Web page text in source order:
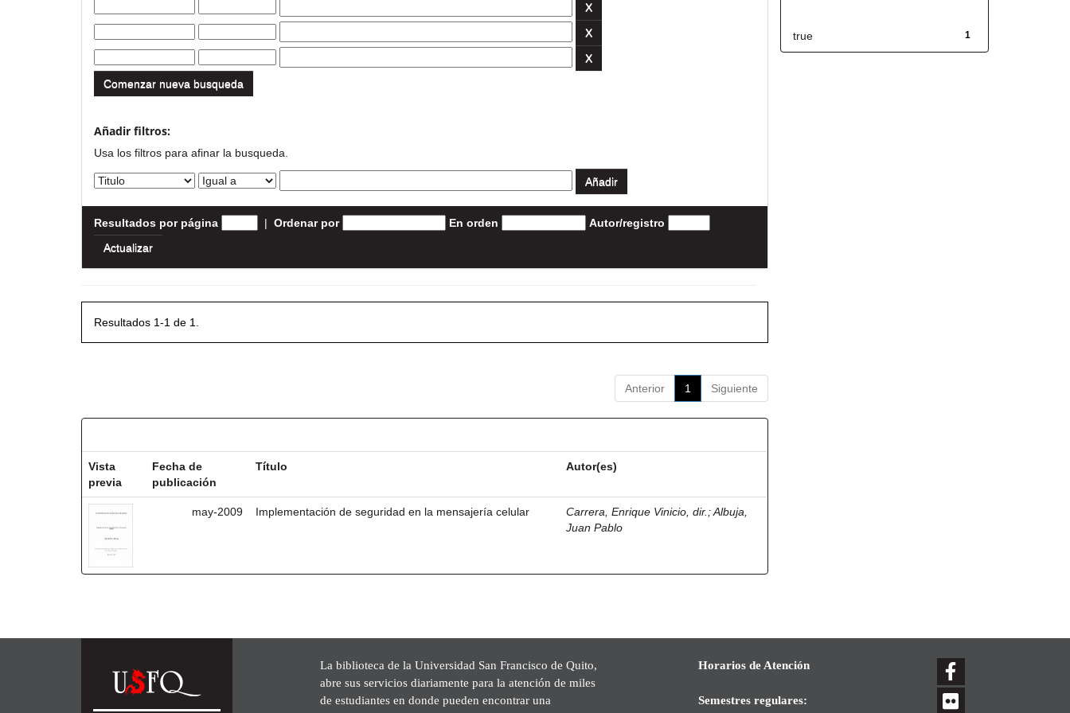
Comenzar nueva busqueda
Añadir filtros:
Usa los filtros para afinar la busqueda.
Resultados por página | Ordenar por En orden Autor/registro
Resultados 1-1 de 1.
Anterior 1 Siguiente
Vista
previa
Fecha de
publicación
Título Autor(es)
may-2009 Implementación de seguridad en la mensajería celular Carrera, Enrique Vinicio, dir. ;Albuja,
Juan Pablo
1
true
La biblioteca de la Universidad San Francisco de Quito,
abre sus servicios diariamente para la atención de miles
de estudiantes en donde pueden encontrar una
Horarios de Atención
Semestres regulares: